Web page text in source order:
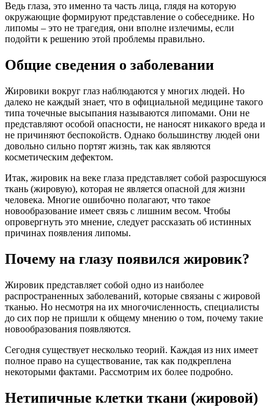
Ведь глаза, это именно та часть лица, глядя на которую
окружающие формируют представление о собеседнике. Но
липомы – это не трагедия, они вполне излечимы, если
подойти к решению этой проблемы правильно.
Общие сведения о заболевании
Жировики вокруг глаз наблюдаются у многих людей. Но
далеко не каждый знает, что в официальной медицине такого
типа точечные высыпания называются липомами. Они не
представляют особой опасности, не наносят никакого вреда и
не причиняют беспокойств. Однако большинству людей они
довольно сильно портят жизнь, так как являются
косметическим дефектом.
Итак, жировик на веке глаза представляет собой разросшуюся
ткань (жировую), которая не является опасной для жизни
человека. Многие ошибочно полагают, что такое
новообразование имеет связь с лишним весом. Чтобы
опровергнуть это мнение, следует рассказать об истинных
причинах появления липомы.
Почему на глазу появился жировик?
Жировик представляет собой одно из наиболее
распространенных заболеваний, которые связаны с жировой
тканью. Но несмотря на их многочисленность, специалисты
до сих пор не пришли к общему мнению о том, почему такие
новообразования появляются.
Сегодня существует несколько теорий. Каждая из них имеет
полное право на существование, так как подкреплена
некоторыми фактами. Рассмотрим их более подробно.
Нетипичные клетки ткани (жировой)